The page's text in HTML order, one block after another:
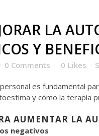
LA
Y
0 Comments 0 Likes
es fundamental
y cómo la terapia
AUMENTAR LA
negativos